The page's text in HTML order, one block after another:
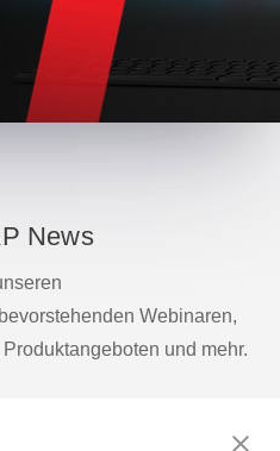
News
Webinaren,
und mehr.